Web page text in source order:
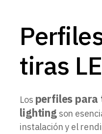
tiras
Los perfiles para
lightingson
instalación y el